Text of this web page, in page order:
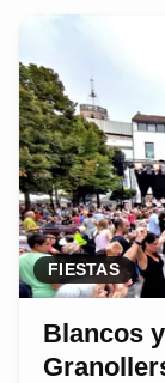
FIESTAS
Blancos